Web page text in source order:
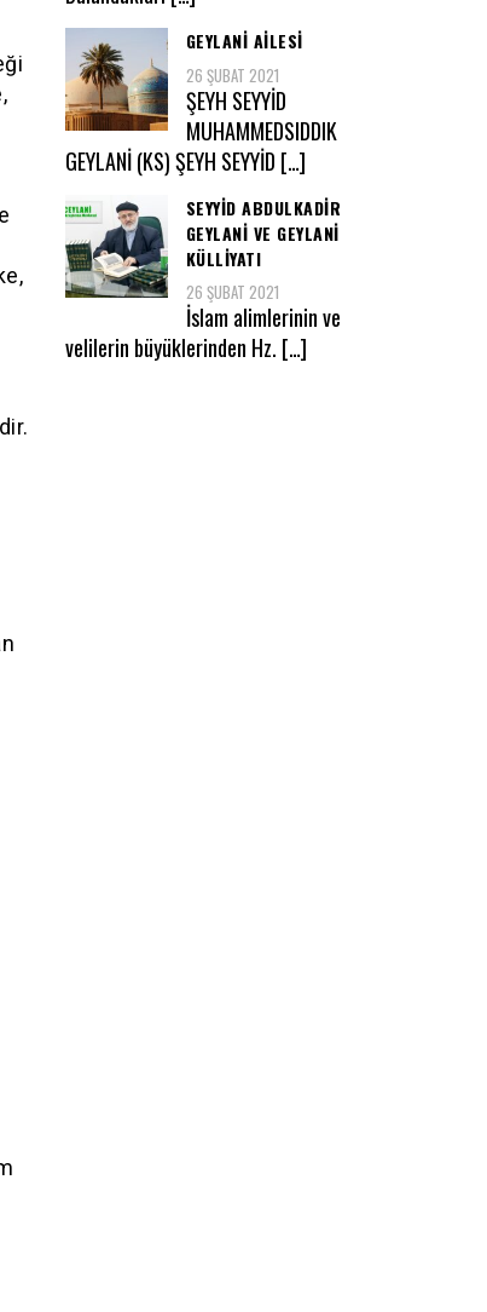
GEYLANI AILESI
26 ŞUBAT 2021
ŞEYH SEYYİD
MUHAMMEDSIDDIK
GEYLANİ (KS) ŞEYH SEYYİD […]
SEYYID ABDULKADIR
GEYLANİ VE GEYLANİ
KÜLLİYATI
26 ŞUBAT 2021
İslam alimlerinin ve
velilerin büyüklerinden Hz. […]